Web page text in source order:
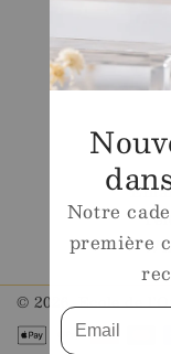
Notre
première
© 2026,Ecole de
Méthodes